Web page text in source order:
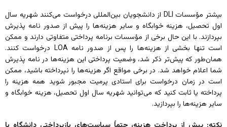
بیشتر مؤسسات DLI از دانشجویان بین‌المللی درخواست می‌کنند شهریه سال
اول تحصیل، هزینه خوابگاه و سایر هزینه‌ها را پیش از صدور نامه پذیرش
بپردازند. با این‌ حال برخی از مؤسسات برنامه پرداختی متفاوتی دارند و ممکن
است تنها بخشی از هزینه‌ها را پس از صدور نامه LOA درخواست کنند.
همان‌طور که پیش‌تر ذکر شد، وضعیت پرداختی این هزینه‌ها در نامه پذیرش
شما اعلام خواهد شد. در برخی مواقع اگر هزینه‌ها را نپرداخته باشید، ممکن
است در زمان درخواست برای استادی پرمیت مجبور شوید همه هزینه را
پرداخته یا ثابت کنید که می‌توانید شهریه سال اول تحصیل، هزینه خوابگاه و
سایر هزینه‌ها را بپردازید.